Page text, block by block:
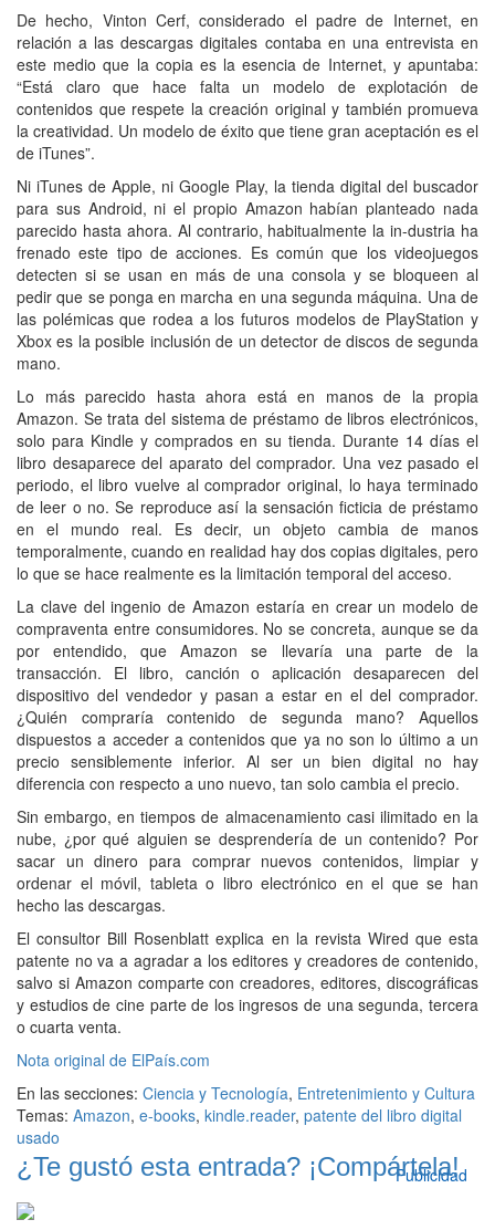
De hecho, Vinton Cerf, considerado el padre de Internet, en
relación a las descargas digitales contaba en una entrevista en
este medio que la copia es la esencia de Internet, y apuntaba:
“Está claro que hace falta un modelo de explotación de
contenidos que respete la creación original y también promueva
la creatividad. Un modelo de éxito que tiene gran aceptación es el
de iTunes”.
Ni iTunes de Apple, ni Google Play, la tienda digital del buscador
para sus Android, ni el propio Amazon habían planteado nada
parecido hasta ahora. Al contrario, habitualmente la in-dustria ha
frenado este tipo de acciones. Es común que los videojuegos
detecten si se usan en más de una consola y se bloqueen al
pedir que se ponga en marcha en una segunda máquina. Una de
las polémicas que rodea a los futuros modelos de PlayStation y
Xbox es la posible inclusión de un detector de discos de segunda
mano.
Lo más parecido hasta ahora está en manos de la propia
Amazon. Se trata del sistema de préstamo de libros electrónicos,
solo para Kindle y comprados en su tienda. Durante 14 días el
libro desaparece del aparato del comprador. Una vez pasado el
periodo, el libro vuelve al comprador original, lo haya terminado
de leer o no. Se reproduce así la sensación ficticia de préstamo
en el mundo real. Es decir, un objeto cambia de manos
temporalmente, cuando en realidad hay dos copias digitales, pero
lo que se hace realmente es la limitación temporal del acceso.
La clave del ingenio de Amazon estaría en crear un modelo de
compraventa entre consumidores. No se concreta, aunque se da
por entendido, que Amazon se llevaría una parte de la
transacción. El libro, canción o aplicación desaparecen del
dispositivo del vendedor y pasan a estar en el del comprador.
¿Quién compraría contenido de segunda mano? Aquellos
dispuestos a acceder a contenidos que ya no son lo último a un
precio sensiblemente inferior. Al ser un bien digital no hay
diferencia con respecto a uno nuevo, tan solo cambia el precio.
Sin embargo, en tiempos de almacenamiento casi ilimitado en la
nube, ¿por qué alguien se desprendería de un contenido? Por
sacar un dinero para comprar nuevos contenidos, limpiar y
ordenar el móvil, tableta o libro electrónico en el que se han
hecho las descargas.
El consultor Bill Rosenblatt explica en la revista Wired que esta
patente no va a agradar a los editores y creadores de contenido,
salvo si Amazon comparte con creadores, editores, discográficas
y estudios de cine parte de los ingresos de una segunda, tercera
o cuarta venta.
Nota original de ElPaís.com
En las secciones: Ciencia y Tecnología, Entretenimiento y Cultura
Temas: Amazon, e-books, kindle.reader, patente del libro digital
usado
¿Te gustó esta entrada? ¡Compártela!
Publicidad